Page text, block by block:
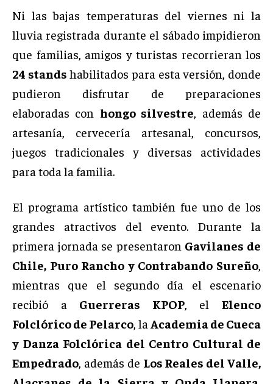
Ni las bajas temperaturas del viernes ni la
lluvia registrada durante el sábado impidieron
que familias, amigos y turistas recorrieran los
24 stands habilitados para esta versión, donde
pudieron disfrutar de preparaciones
elaboradas con hongo silvestre, además de
artesanía, cervecería artesanal, concursos,
juegos tradicionales y diversas actividades
para toda la familia.
El programa artístico también fue uno de los
grandes atractivos del evento. Durante la
primera jornada se presentaron Gavilanes de
Chile, Puro Rancho y Contrabando Sureño,
mientras que el segundo día el escenario
recibió a Guerreras KPOP, elElenco
Folclórico de Pelarco, la Academia de Cueca
y Danza Folclórica del Centro Cultural de
Empedrado, además de Los Reales del Valle,